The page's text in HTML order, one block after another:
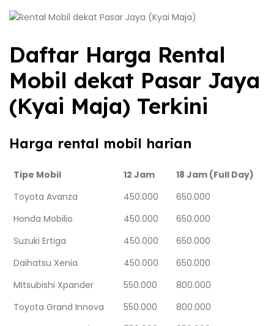
Daftar Harga Rental
Mobil dekat Pasar Jaya
(Kyai Maja) Terkini
Harga rental mobil harian
Tipe Mobil 12 Jam
18 Jam (Full Day)
Toyota Avanza
450.000
650.000
Honda Mobilio
450.000
650.000
Suzuki Ertiga
450.000
650.000
Daihatsu Xenia
450.000
650.000
Mitsubishi Xpander
550.000
800.000
Toyota Grand Innova
550.000
800.000